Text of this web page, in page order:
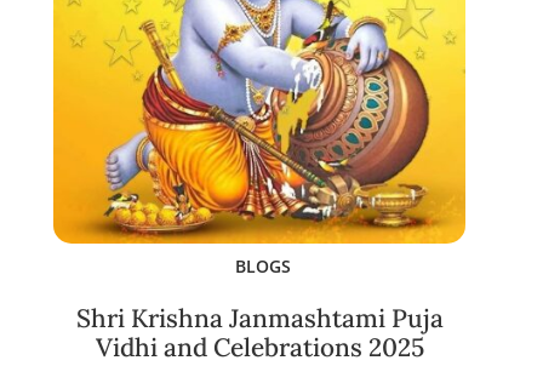
BLOGS
Shri Krishna Janmashtami Puja
Vidhi and Celebrations 2025